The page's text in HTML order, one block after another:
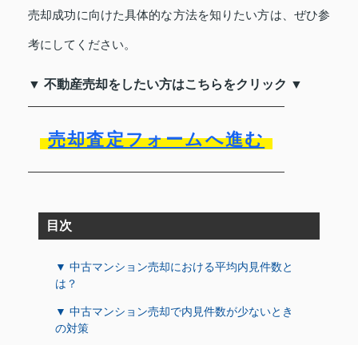
売却成功に向けた具体的な方法を知りたい方は、ぜひ参
考にしてください。
▼ 不動産売却をしたい方はこちらをクリック ▼
売却査定フォームへ進む
目次
▼ 中古マンション売却における平均内見件数と
は？
▼ 中古マンション売却で内見件数が少ないとき
の対策